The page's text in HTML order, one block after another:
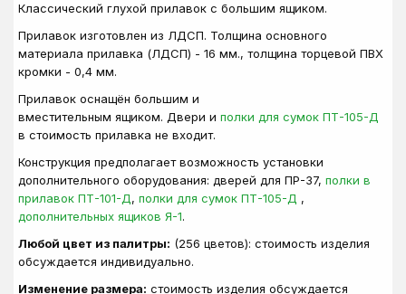
Классический глухой прилавок с большим ящиком.
Прилавок изготовлен из ЛДСП. Толщина основного
материала прилавка (ЛДСП) - 16 мм., толщина торцевой ПВХ
кромки - 0,4 мм.
Прилавок оснащён большим и
вместительным ящиком. Двери и полки для сумок ПТ-105-Д
в стоимость прилавка не входит.
Конструкция предполагает возможность установки
дополнительного оборудования: дверей для ПР-37, полки в
прилавок ПТ-101-Д, полки для сумок ПТ-105-Д ,
дополнительных ящиков Я-1.
Любой цвет из палитры: (256 цветов): стоимость изделия
обсуждается индивидуально.
Изменение размера: стоимость изделия обсуждается